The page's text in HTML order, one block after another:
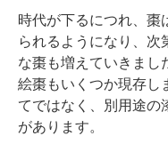
時代が下るにつれ、棗
られるようになり、
な棗も増えていきま
絵棗もいくつか現存し
てではなく、別用途
があります。